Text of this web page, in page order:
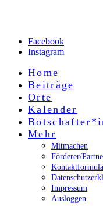
Facebook
Instagram
Home
Beiträge
Orte
Kalender
Mehr
Mitmachen
Förderer/
Impressum
Ausloggen